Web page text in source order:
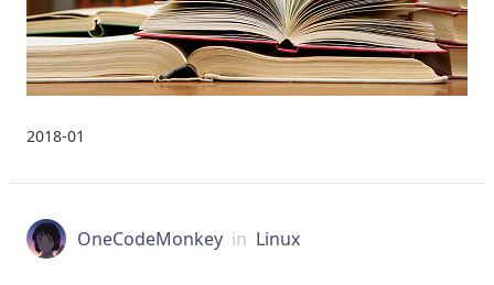
2018-01
OneCodeMonkey in Linux